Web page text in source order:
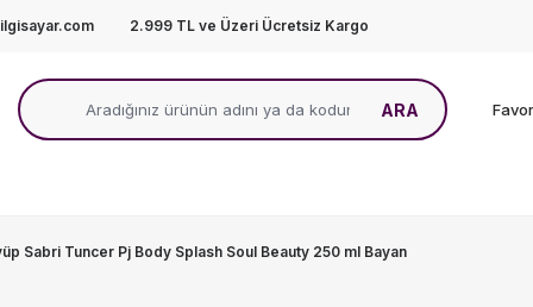
2.999 TL ve Üzeri Ücretsiz Kargo
ARA
Sabri Tuncer Pj Body Splash Soul Beauty 250 ml Bayan